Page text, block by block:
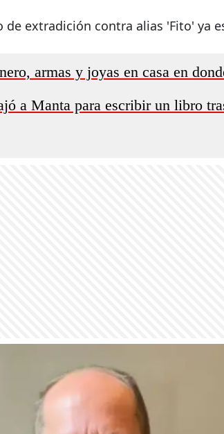
extradición contra alias 'Fito' ya
armas y joyas en casa en
a Manta para escribir un libro